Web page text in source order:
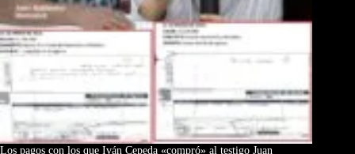
Los pagos con los que Iván Cepeda «compró» al testigo Juan